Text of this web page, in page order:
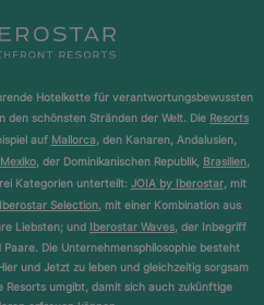
Hotelkette für verantwortungsbewussten
den schönsten Stränden der Welt. Die Resorts
auf Mallorca, den Kanaren, Andalusien,
Mexiko, der Dominikanischen Republik, Brasilien,
Kategorien unterteilt: JOIA by Iberostar, mit
Iberostar Selection, mit einer Kombination aus
Liebsten; und Iberostar Waves, der Inbegriff
Die Unternehmensphilosophie besteht
und Jetzt zu leben und gleichzeitig sorgsam
Resorts umgibt, damit sich auch zukünftige